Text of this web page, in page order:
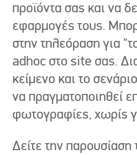
προϊόντα σας και να
εφαρμογές τους.
στην τηλεόραση για
adhoc στο site σας.
κείμενο και το
να πραγματοποιηθεί
φωτογραφίες, χωρίς
Δείτε την